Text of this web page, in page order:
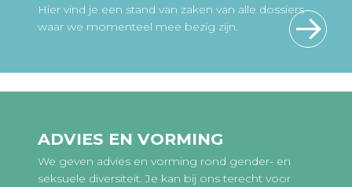
Hier vind je een stand van zaken van alle dossiers
waar we momenteel mee bezig zijn.
ADVIES EN VORMING
We geven advies en vorming rond gender- en
seksuele diversiteit. Je kan bij ons terecht voor